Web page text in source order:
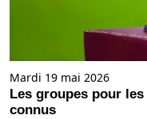
Mardi 19 mai 2026
Les groupes pour
connus